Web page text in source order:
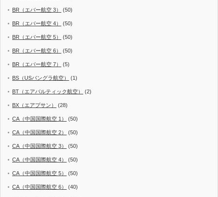
BR（エバー航空 3） (50)
BR（エバー航空 4） (50)
BR（エバー航空 5） (50)
BR（エバー航空 6） (50)
BR（エバー航空 7） (5)
BS（USバングラ航空） (1)
BT（エアバルティック航空） (2)
BX（エアプサン） (28)
CA（中国国際航空 1） (50)
CA（中国国際航空 2） (50)
CA（中国国際航空 3） (50)
CA（中国国際航空 4） (50)
CA（中国国際航空 5） (50)
CA（中国国際航空 6） (40)